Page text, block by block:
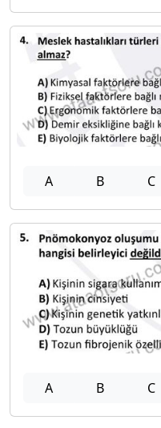
A B C
A B C